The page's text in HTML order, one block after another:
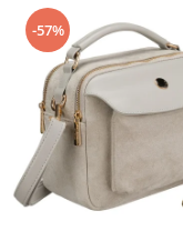
-57%